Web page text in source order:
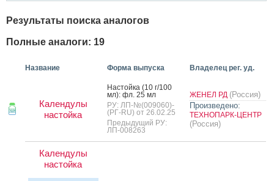
Результаты поиска аналогов
Полные аналоги: 19
Название Форма выпуска Владелец рег. уд.
Календулы
настойка
Нас­той­ка (10 г/100
мл): фл. 25 мл
РУ: ЛП-№(009060)-
(РГ-RU) от 26.02.25
Предыдущий РУ:
ЛП-008263
ЖЕНЕЛ РД (Россия)
Произведено:
ТЕХНОПАРК-ЦЕНТР
(Россия)
Календулы
настойка